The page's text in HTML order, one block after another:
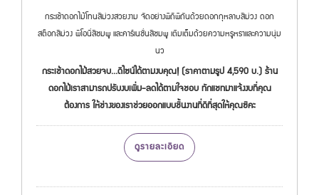
กระเช้าดอกไม้โทนสีม่วงสวยงาม จัดอย่างพิถีพิถันด้วยดอกกุหลาบสีม่วง ดอก
สต๊อกสีม่วง พีโอนี่สีชมพู และคาร์เนชั่นสีชมพู เติมเต็มด้วยความหรูหราและความนุ่ม
นว
กระเช้าดอกไม้สวยจบ...ดีไซน์ได้ตามงบคุณ! (ราคาตามรูป 4,590 บ.) ร้าน
ดอกไม้เราสามารถปรับงบเพิ่ม-ลดได้ตามใจชอบ ทักแชทมาแจ้งงบที่คุณ
ต้องการ ให้ช่างของเราช่วยออกแบบชิ้นงานที่ดีที่สุดให้คุณซิคะ
ดูรายละเอียด